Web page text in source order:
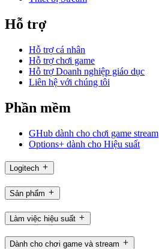
Hỗ trợ
Hỗ trợ cá nhân
Hỗ trợ chơi game
Hỗ trợ Doanh nghiệp giáo dục
Liên hệ với chúng tôi
Phần mềm
GHub dành cho chơi game stream
Options+ dành cho Hiệu suất
Logitech
Sản phẩm
Làm việc hiệu suất
Dành cho chơi game và stream